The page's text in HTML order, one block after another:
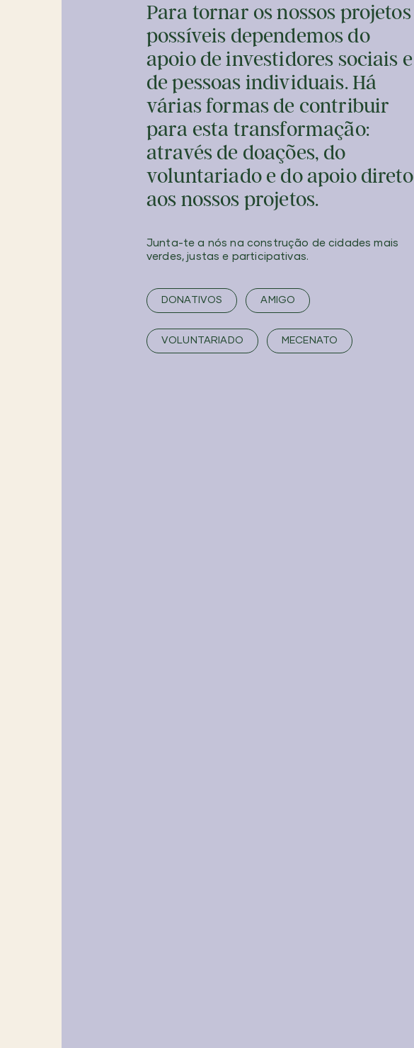
Para tornar os nossos projetos
possíveis dependemos do
apoio de investidores sociais e
de pessoas individuais. Há
várias formas de contribuir
para esta transformação:
através de doações, do
voluntariado e do apoio direto
aos nossos projetos.
Junta-te a nós na construção de cidades mais
verdes, justas e participativas.
DONATIVOS AMIGO
VOLUNTARIADO MECENATO